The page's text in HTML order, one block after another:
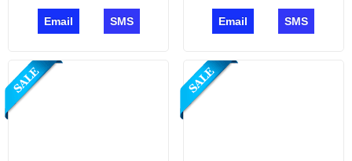
Email SMS Email SMS